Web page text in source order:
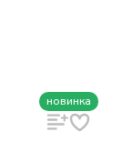
новинка